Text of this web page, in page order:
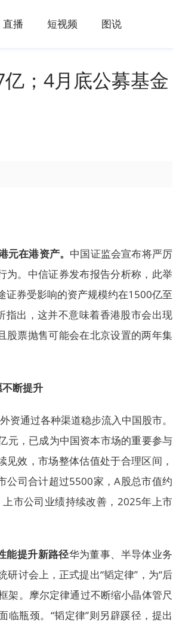
直播 短视频 图说
；4月底公募基金
在港资产。 中国证监会宣布将严厉
为。中信证券发布报告分析称，此举
券受影响的资产规模约在1500亿至
出，这并不意味着香港股市会出现
股票抛售可能会在北京设置的两年集
断提升
通过各种渠道稳步流入中国股市。
元，已成为中国资本市场的重要参与
效，市场整体估值处于合理区间，
公司合计超过5500家，A股总市值约
市公司业绩持续改善，2025年上市
能提升新路径华为董事、半导体业务
讨会上，正式提出“韬定律”，为“后
架。摩尔定律通过不断缩小晶体管尺
瓶颈。“韬定律”则另辟蹊径，提出